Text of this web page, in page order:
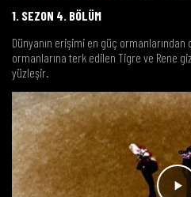
1. SEZON 4. BÖLÜM
Dünyanın erişimi en güç ormanlarından
ormanlarına terk edilen Tigre ve Rene
yüzleşir.